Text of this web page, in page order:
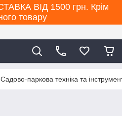
ВІД 1500 грн. Крім
товару
Садово-паркова техніка та